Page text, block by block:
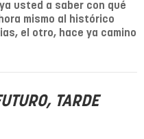
usted a saber con qué
mismo al histórico
el otro, hace ya camino
TARDE